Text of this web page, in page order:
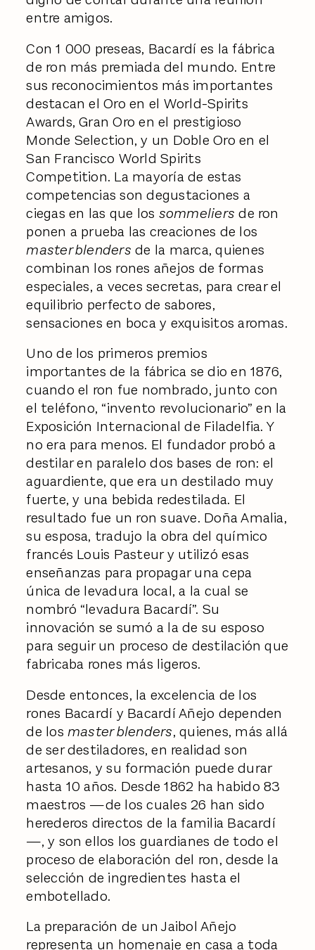
entre amigos.
Con 1 000 preseas, Bacardí es la fábrica
de ron más premiada del mundo. Entre
sus reconocimientos más importantes
destacan el Oro en el World-Spirits
Awards, Gran Oro en el prestigioso
Monde Selection, y un Doble Oro en el
San Francisco World Spirits
Competition. La mayoría de estas
competencias son degustaciones a
ciegas en las que los sommeliers de ron
ponen a prueba las creaciones de los
master blenders de la marca, quienes
combinan los rones añejos de formas
especiales, a veces secretas, para crear el
equilibrio perfecto de sabores,
sensaciones en boca y exquisitos aromas.
Uno de los primeros premios
importantes de la fábrica se dio en 1876,
cuando el ron fue nombrado, junto con
el teléfono, “invento revolucionario” en la
Exposición Internacional de Filadelfia. Y
no era para menos. El fundador probó a
destilar en paralelo dos bases de ron: el
aguardiente, que era un destilado muy
fuerte, y una bebida redestilada. El
resultado fue un ron suave. Doña Amalia,
su esposa, tradujo la obra del químico
francés Louis Pasteur y utilizó esas
enseñanzas para propagar una cepa
única de levadura local, a la cual se
nombró “levadura Bacardí”. Su
innovación se sumó a la de su esposo
para seguir un proceso de destilación que
fabricaba rones más ligeros.
Desde entonces, la excelencia de los
rones Bacardí y Bacardí Añejo dependen
de losmaster blenders, quienes, más allá
de ser destiladores, en realidad son
artesanos, y su formación puede durar
hasta 10 años. Desde 1862 ha habido 83
maestros —de los cuales 26 han sido
herederos directos de la familia Bacardí
—, y son ellos los guardianes de todo el
proceso de elaboración del ron, desde la
selección de ingredientes hasta el
embotellado.
La preparación de un Jaibol Añejo
representa un homenaje en casa a toda